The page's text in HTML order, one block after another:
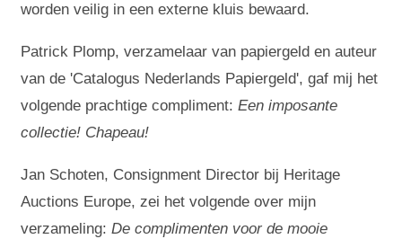
worden veilig in een externe kluis bewaard.
Patrick Plomp, verzamelaar van papiergeld en auteur
van de 'Catalogus Nederlands Papiergeld', gaf mij het
volgende prachtige compliment:Een imposante
collectie! Chapeau!
Jan Schoten, Consignment Director bij Heritage
Auctions Europe, zei het volgende over mijn
verzameling:De complimenten voor de mooie